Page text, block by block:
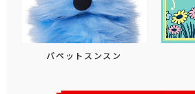
パペットスンスン